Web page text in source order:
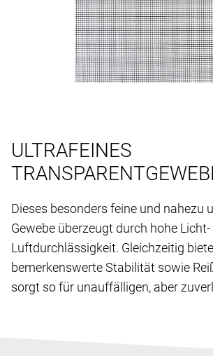
ULTRAFEINES
Dieses besonders feine und nahezu
Gewebe überzeugt durch hohe Licht-
Luftdurchlässigkeit. Gleichzeitig
bemerkenswerte Stabilität sowie
sorgt so für unauffälligen, aber